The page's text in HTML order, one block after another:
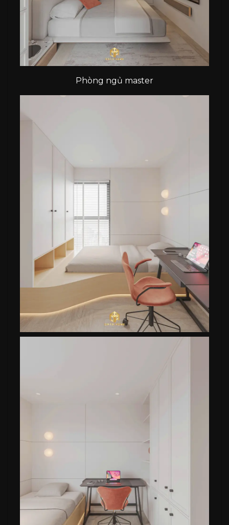
Phòng ngủ master